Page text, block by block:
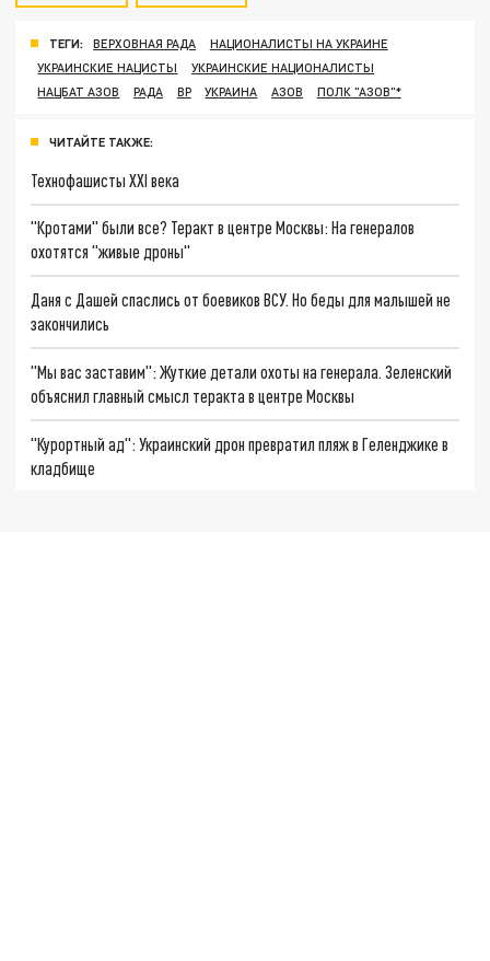
ТЕГИ: ВЕРХОВНАЯ РАДА
НАЦИОНАЛИСТЫ НА УКРАИНЕ
УКРАИНСКИЕ НАЦИСТЫ
УКРАИНСКИЕ НАЦИОНАЛИСТЫ
НАЦБАТ АЗОВ
РАДА ВР УКРАИНА АЗОВ ПОЛК "АЗОВ"*
ЧИТАЙТЕ ТАКЖЕ:
Технофашисты XXI века
"Кротами" были все? Теракт в центре Москвы: На генералов
охотятся "живые дроны"
Даня с Дашей спаслись от боевиков ВСУ. Но беды для малышей не
закончились
"Мы вас заставим": Жуткие детали охоты на генерала. Зеленский
объяснил главный смысл теракта в центре Москвы
"Курортный ад": Украинский дрон превратил пляж в Геленджике в
кладбище